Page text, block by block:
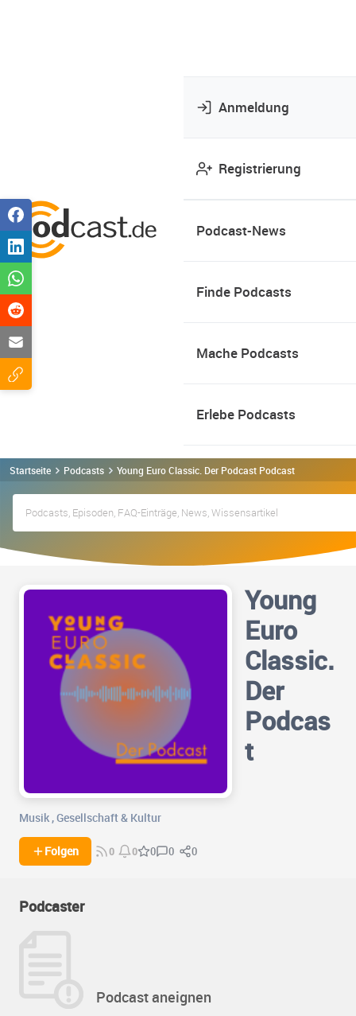
Anmeldung
Registrierung
Podcast-News
Finde Podcasts
Mache Podcasts
Erlebe Podcasts
Startseite Podcasts Young Euro Classic. Der Podcast Podcast
Young
Euro
Classic.
Der
Podcas
t
Musik ,Gesellschaft & Kultur
Folgen 0 0 0 0 0
Podcaster
Podcast aneignen